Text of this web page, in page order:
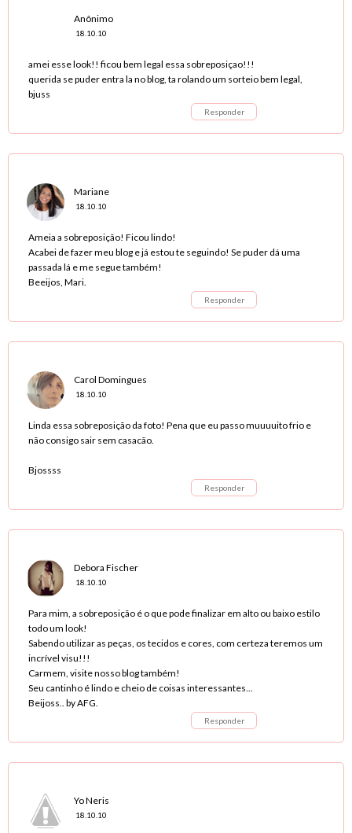
Anônimo
18.10.10
amei esse look!! ficou bem legal essa sobreposiçao!!!
querida se puder entra la no blog, ta rolando um sorteio bem legal,
bjuss
Responder
Mariane
18.10.10
Ameia a sobreposição! Ficou lindo!
Acabei de fazer meu blog e já estou te seguindo! Se puder dá uma
passada lá e me segue também!
Beeijos, Mari.
Responder
Carol Domingues
18.10.10
Linda essa sobreposição da foto! Pena que eu passo muuuuito frio e
não consigo sair sem casacão.
Bjossss
Responder
Debora Fischer
18.10.10
Para mim, a sobreposição é o que pode finalizar em alto ou baixo estilo
todo um look!
Sabendo utilizar as peças, os tecidos e cores, com certeza teremos um
incrível visu!!!
Carmem, visite nosso blog também!
Seu cantinho é lindo e cheio de coisas interessantes...
Beijoss.. by AFG.
Responder
Yo Neris
18.10.10